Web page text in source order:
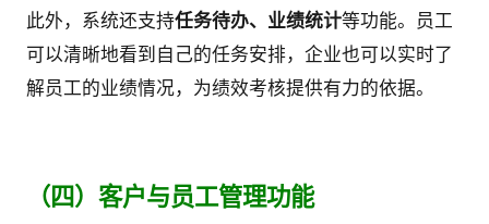
此外，系统还支持任务待办、业绩统计等功能。员工
可以清晰地看到自己的任务安排，企业也可以实时了
解员工的业绩情况，为绩效考核提供有力的依据。
（四）客户与员工管理功能